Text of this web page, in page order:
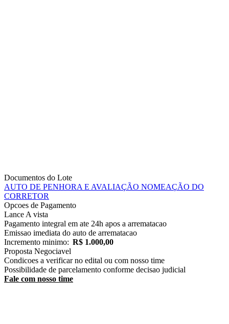
Documentos do Lote
AUTO DE PENHORA E AVALIAÇÃO NOMEAÇÃO DO
CORRETOR
Opcoes de Pagamento
Lance A vista
Pagamento integral em ate 24h apos a arrematacao
Emissao imediata do auto de arrematacao
Incremento minimo: R$ 1.000,00
Proposta Negociavel
Condicoes a verificar no edital ou com nosso time
Possibilidade de parcelamento conforme decisao judicial
Fale com nosso time